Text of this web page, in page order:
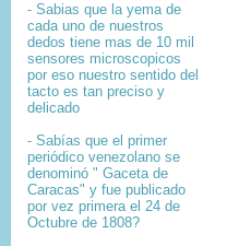
- Sabias que la yema de
cada uno de nuestros
dedos tiene mas de 10 mil
sensores microscopicos
por eso nuestro sentido del
tacto es tan preciso y
delicado
- Sabías que el primer
periódico venezolano se
denominó " Gaceta de
Caracas" y fue publicado
por vez primera el 24 de
Octubre de 1808?